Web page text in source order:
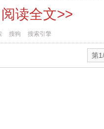
阅读全文>>
搜狗 搜索引擎
第